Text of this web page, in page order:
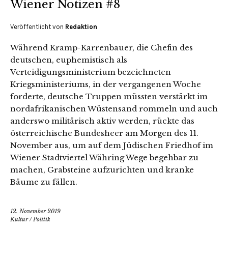
Wiener Notizen #8
Veröffentlicht von Redaktion
Während Kramp-Karrenbauer, die Chefin des
deutschen, euphemistisch als
Verteidigungsministerium bezeichneten
Kriegsministeriums, in der vergangenen Woche
forderte, deutsche Truppen müssten verstärkt im
nordafrikanischen Wüstensand rommeln und auch
anderswo militärisch aktiv werden, rückte das
österreichische Bundesheer am Morgen des 11.
November aus, um auf dem Jüdischen Friedhof im
Wiener Stadtviertel Währing Wege begehbar zu
machen, Grabsteine aufzurichten und kranke
Bäume zu fällen.
12. November 2019
Kultur/Politik